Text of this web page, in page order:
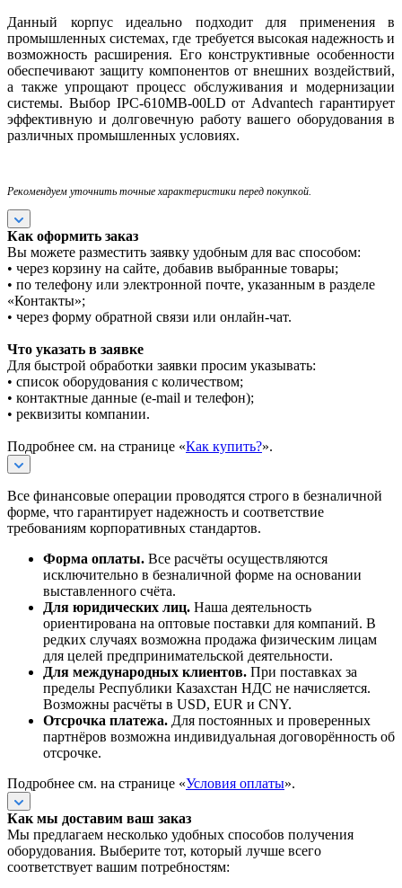
Данный корпус идеально подходит для применения в
промышленных системах, где требуется высокая надежность и
возможность расширения. Его конструктивные особенности
обеспечивают защиту компонентов от внешних воздействий,
а также упрощают процесс обслуживания и модернизации
системы. Выбор IPC-610MB-00LD от Advantech гарантирует
эффективную и долговечную работу вашего оборудования в
различных промышленных условиях.
Рекомендуем уточнить точные характеристики перед покупкой.
Как оформить заказ
Вы можете разместить заявку удобным для вас способом:
• через корзину на сайте, добавив выбранные товары;
• по телефону или электронной почте, указанным в разделе
«Контакты»;
• через форму обратной связи или онлайн-чат.
Что указать в заявке
Для быстрой обработки заявки просим указывать:
• список оборудования с количеством;
• контактные данные (e-mail и телефон);
• реквизиты компании.
Подробнее см. на странице «Как купить?».
Все финансовые операции проводятся строго в безналичной
форме, что гарантирует надежность и соответствие
требованиям корпоративных стандартов.
Форма оплаты. Все расчёты осуществляются
исключительно в безналичной форме на основании
выставленного счёта.
Для юридических лиц. Наша деятельность
ориентирована на оптовые поставки для компаний. В
редких случаях возможна продажа физическим лицам
для целей предпринимательской деятельности.
Для международных клиентов. При поставках за
пределы Республики Казахстан НДС не начисляется.
Возможны расчёты в USD, EUR и CNY.
Отсрочка платежа. Для постоянных и проверенных
партнёров возможна индивидуальная договорённость об
отсрочке.
Подробнее см. на странице «Условия оплаты».
Как мы доставим ваш заказ
Мы предлагаем несколько удобных способов получения
оборудования. Выберите тот, который лучше всего
соответствует вашим потребностям: